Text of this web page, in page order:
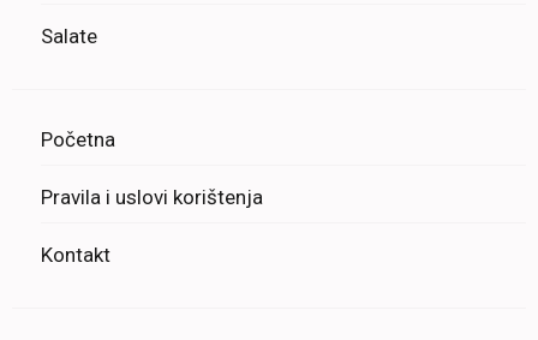
Salate
Početna
Pravila i uslovi korištenja
Kontakt